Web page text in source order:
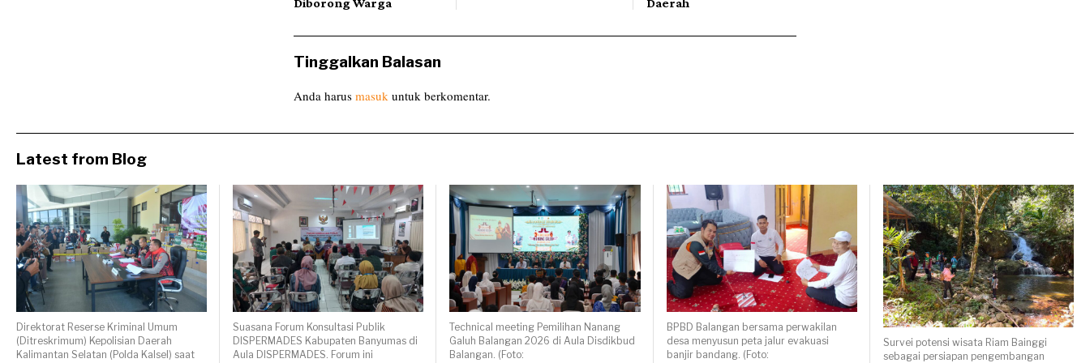
Diborong Warga Daerah
Tinggalkan Balasan
Anda harus masuk untuk berkomentar.
Latest from Blog
Direktorat Reserse Kriminal Umum
(Ditreskrimum) Kepolisian Daerah
Kalimantan Selatan (Polda Kalsel) saat
Suasana Forum Konsultasi Publik
DISPERMADES Kabupaten Banyumas di
Aula DISPERMADES. Forum ini
Technical meeting Pemilihan Nanang
Galuh Balangan 2026 di Aula Disdikbud
Balangan. (Foto:
BPBD Balangan bersama perwakilan
desa menyusun peta jalur evakuasi
banjir bandang. (Foto:
Survei potensi wisata Riam Bainggi
sebagai persiapan pengembangan